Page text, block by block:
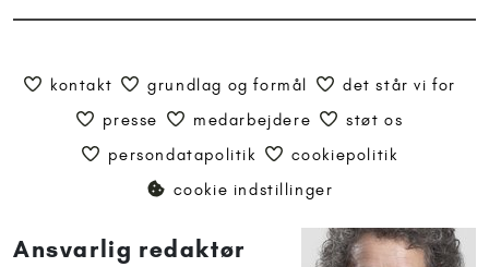
kontakt grundlag og formål
det står vi for
presse
medarbejdere
støt os
persondatapolitik
cookiepolitik
cookie indstillinger
Ansvarlig redaktør